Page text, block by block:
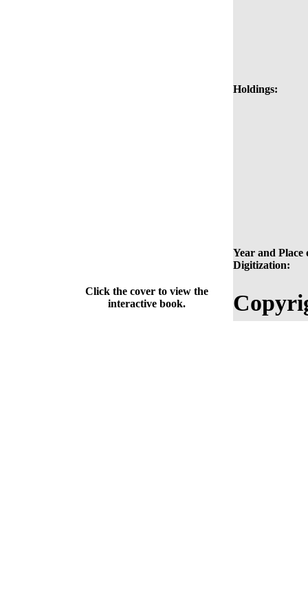
Holdings:
Year and Place
Digitization:
Click the cover to view the
interactive book.